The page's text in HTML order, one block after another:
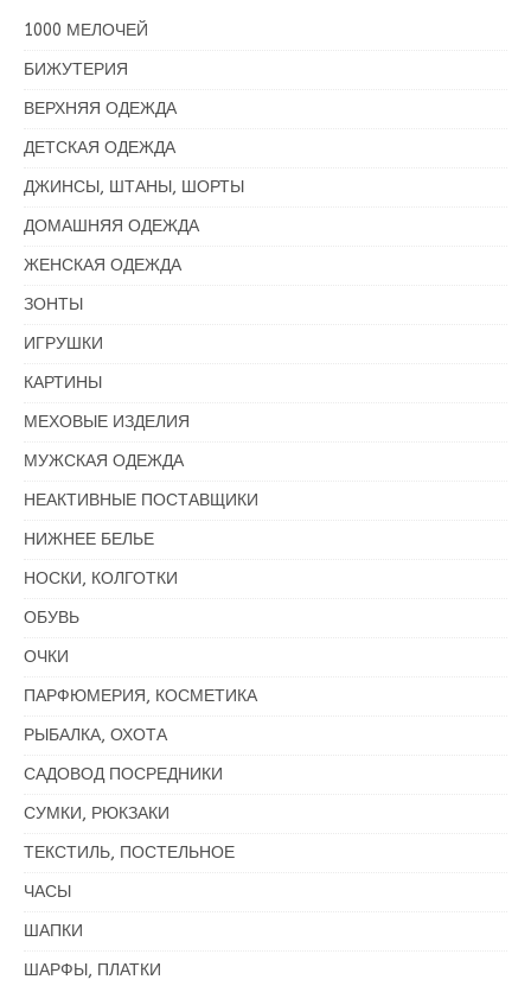
1000 МЕЛОЧЕЙ
БИЖУТЕРИЯ
ВЕРХНЯЯ ОДЕЖДА
ДЕТСКАЯ ОДЕЖДА
ДЖИНСЫ, ШТАНЫ, ШОРТЫ
ДОМАШНЯЯ ОДЕЖДА
ЖЕНСКАЯ ОДЕЖДА
ЗОНТЫ
ИГРУШКИ
КАРТИНЫ
МЕХОВЫЕ ИЗДЕЛИЯ
МУЖСКАЯ ОДЕЖДА
НЕАКТИВНЫЕ ПОСТАВЩИКИ
НИЖНЕЕ БЕЛЬЕ
НОСКИ, КОЛГОТКИ
ОБУВЬ
ОЧКИ
ПАРФЮМЕРИЯ, КОСМЕТИКА
РЫБАЛКА, ОХОТА
САДОВОД ПОСРЕДНИКИ
СУМКИ, РЮКЗАКИ
ТЕКСТИЛЬ, ПОСТЕЛЬНОЕ
ЧАСЫ
ШАПКИ
ШАРФЫ, ПЛАТКИ